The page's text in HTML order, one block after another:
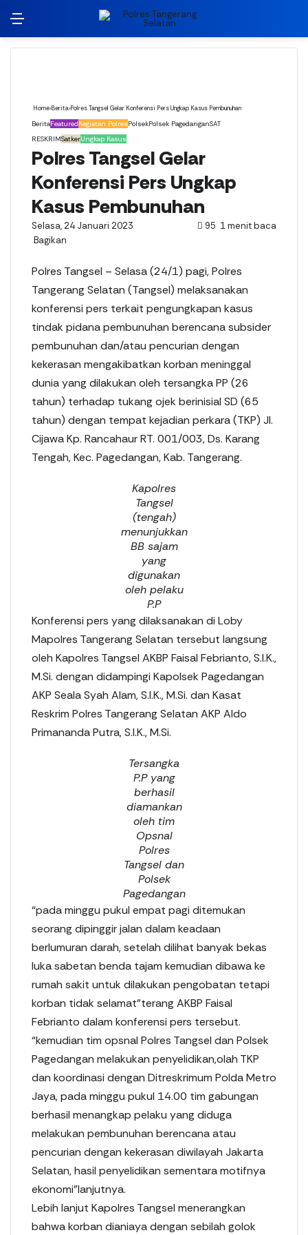
Menu
Home›Berita›Polres Tangsel Gelar Konferensi Pers Ungkap Kasus Pembunuhan
BeritaFeaturedKegiatan PolresPolsekPolsek PagedanganSAT
RESKRIMSatkerUngkap Kasus
Polres Tangsel Gelar
Konferensi Pers Ungkap
Kasus Pembunuhan
Selasa, 24 Januari 2023 95 1 menit baca
Bagikan
menit
Polres Tangsel – Selasa (24/1) pagi, Polres
Tangerang Selatan (Tangsel) melaksanakan
konferensi pers terkait pengungkapan kasus
tindak pidana pembunuhan berencana subsider
pembunuhan dan/atau pencurian dengan
kekerasan mengakibatkan korban meninggal
dunia yang dilakukan oleh tersangka PP (26
tahun) terhadap tukang ojek berinisial SD (65
tahun) dengan tempat kejadian perkara (TKP) Jl.
Cijawa Kp. Rancahaur RT. 001/003, Ds. Karang
Tengah, Kec. Pagedangan, Kab. Tangerang.
Kapolres
Tangsel
(tengah)
menunjukkan
BB sajam
yang
digunakan
oleh pelaku
P.P
Konferensi pers yang dilaksanakan di Loby
Mapolres Tangerang Selatan tersebut langsung
oleh Kapolres Tangsel AKBP Faisal Febrianto, S.I.K.,
M.Si. dengan didampingi Kapolsek Pagedangan
AKP Seala Syah Alam, S.I.K., M.Si. dan Kasat
Reskrim Polres Tangerang Selatan AKP Aldo
Primananda Putra, S.I.K., M.Si.
Tersangka
P.P yang
berhasil
diamankan
oleh tim
Opsnal
Polres
Tangsel dan
Polsek
Pagedangan
“pada minggu pukul empat pagi ditemukan
seorang dipinggir jalan dalam keadaan
berlumuran darah, setelah dilihat banyak bekas
luka sabetan benda tajam kemudian dibawa ke
rumah sakit untuk dilakukan pengobatan tetapi
korban tidak selamat”terang AKBP Faisal
Febrianto dalam konferensi pers tersebut.
“kemudian tim opsnal Polres Tangsel dan Polsek
Pagedangan melakukan penyelidikan,olah TKP
dan koordinasi dengan Ditreskrimum Polda Metro
Jaya, pada minggu pukul 14.00 tim gabungan
berhasil menangkap pelaku yang diduga
melakukan pembunuhan berencana atau
pencurian dengan kekerasan diwilayah Jakarta
Selatan, hasil penyelidikan sementara motifnya
ekonomi”lanjutnya.
Lebih lanjut Kapolres Tangsel menerangkan
bahwa korban dianiaya dengan sebilah golok